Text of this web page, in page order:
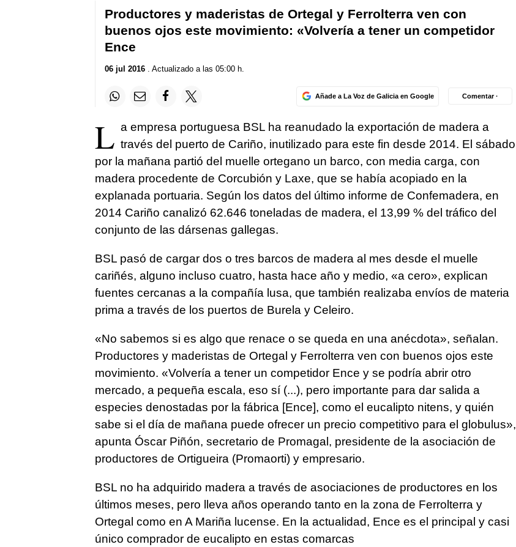
Productores y maderistas de Ortegal y Ferrolterra ven con
buenos ojos este movimiento: «Volvería a tener un competidor
Ence
06 jul 2016. Actualizado a las 05:00 h.
Añade a La Voz de Galicia en Google Comentar ·
L a empresa portuguesa BSL ha reanudado la exportación de madera a
través del puerto de Cariño, inutilizado para este fin desde 2014. El sábado
por la mañana partió del muelle ortegano un barco, con media carga, con
madera procedente de Corcubión y Laxe, que se había acopiado en la
explanada portuaria. Según los datos del último informe de Confemadera, en
2014 Cariño canalizó 62.646 toneladas de madera, el 13,99 % del tráfico del
conjunto de las dársenas gallegas.
BSL pasó de cargar dos o tres barcos de madera al mes desde el muelle
cariñés, alguno incluso cuatro, hasta hace año y medio, «a cero», explican
fuentes cercanas a la compañía lusa, que también realizaba envíos de materia
prima a través de los puertos de Burela y Celeiro.
«No sabemos si es algo que renace o se queda en una anécdota», señalan.
Productores y maderistas de Ortegal y Ferrolterra ven con buenos ojos este
movimiento. «Volvería a tener un competidor Ence y se podría abrir otro
mercado, a pequeña escala, eso sí (...), pero importante para dar salida a
especies denostadas por la fábrica [Ence], como el eucalipto nitens, y quién
sabe si el día de mañana puede ofrecer un precio competitivo para el globulus»,
apunta Óscar Piñón, secretario de Promagal, presidente de la asociación de
productores de Ortigueira (Promaorti) y empresario.
BSL no ha adquirido madera a través de asociaciones de productores en los
últimos meses, pero lleva años operando tanto en la zona de Ferrolterra y
Ortegal como en A Mariña lucense. En la actualidad, Ence es el principal y casi
único comprador de eucalipto en estas comarcas